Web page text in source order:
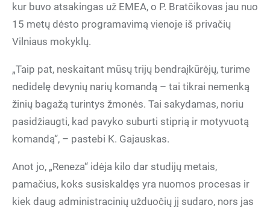
kur buvo atsakingas už EMEA, o P. Bratčikovas jau nuo
15 metų dėsto programavimą vienoje iš privačių
Vilniaus mokyklų.
„Taip pat, neskaitant mūsų trijų bendraįkūrėjų, turime
nedidelę devynių narių komandą – tai tikrai nemenką
žinių bagažą turintys žmonės. Tai sakydamas, noriu
pasidžiaugti, kad pavyko suburti stiprią ir motyvuotą
komandą“, – pastebi K. Gajauskas.
Anot jo, „Reneza“ idėja kilo dar studijų metais,
pamačius, koks susiskaldęs yra nuomos procesas ir
kiek daug administracinių užduočių jį sudaro, nors jas